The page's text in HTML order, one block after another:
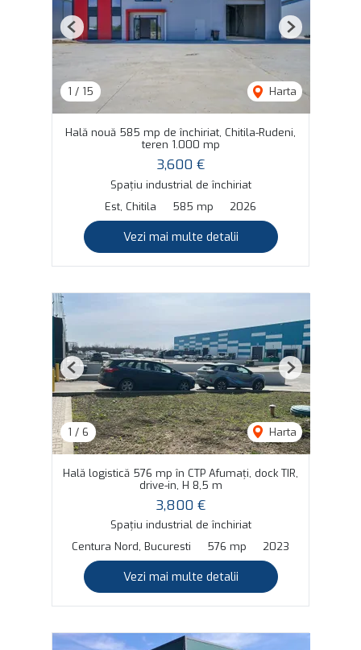
1 / 15 Harta
Previous Next
Hală nouă 585 mp de închiriat, Chitila-Rudeni,
teren 1.000 mp
3,600 €
Spațiu industrial de închiriat
Est, Chitila
585 mp 2026
Vezi mai multe detalii
1 / 6 Harta
Previous Next
Hală logistică 576 mp în CTP Afumați, dock TIR,
drive-in, H 8,5 m
3,800 €
Spațiu industrial de închiriat
Centura Nord, Bucuresti
576 mp 2023
Vezi mai multe detalii